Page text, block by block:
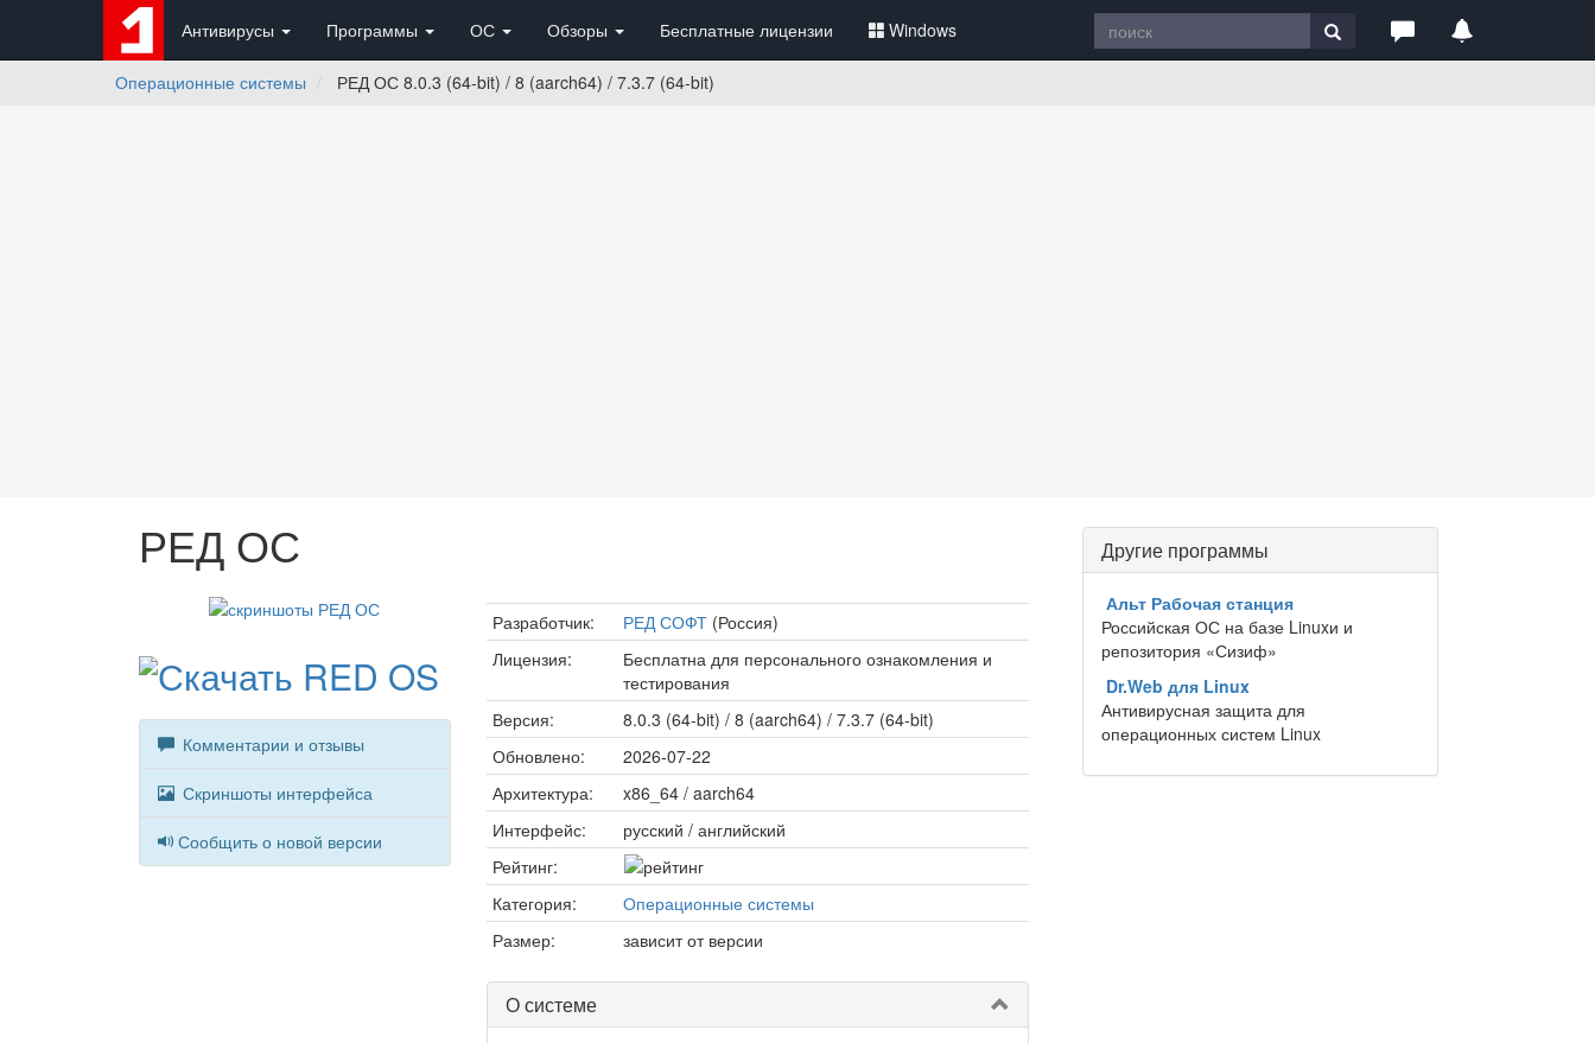
Антивирусы Программы ОС Обзоры Бесплатные лицензии Windows
Операционные системы РЕД ОС 8.0.3 (64-bit) / 8 (aarch64) / 7.3.7 (64-bit)
РЕД ОС
Комментарии и отзывы
Скриншоты интерфейса
Сообщить о новой версии
Разработчик: РЕД СОФТ(Россия)
Лицензия:
Бесплатна для персонального ознакомления и
тестирования
Версия:
8.0.3 (64-bit) / 8 (aarch64) / 7.3.7 (64-bit)
Обновлено:
2026-07-22
Архитектура:
x86_64 / aarch64
Интерфейс:
русский / английский
Рейтинг:
Категория:
Операционные системы
Размер:
зависит от версии
О системе
Другие программы
Альт Рабочая станция
Российская ОС на базе Linuxи и
репозитория «Сизиф»
Dr.Web для Linux
Антивирусная защита для
операционных систем Linux